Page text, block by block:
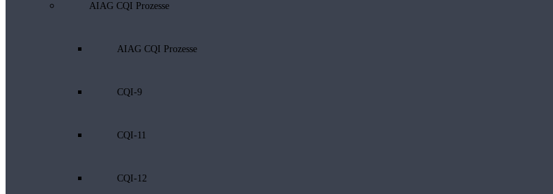
AIAG CQI Prozesse
AIAG CQI Prozesse
CQI-9
CQI-11
CQI-12